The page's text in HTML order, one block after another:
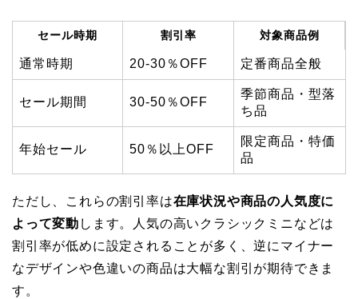
セール時期 割引率 対象商品例
通常時期 20-30％OFF 定番商品全般
セール期間 30-50％OFF
季節商品・型落
ち品
年始セール 50％以上OFF
限定商品・特価
品
ただし、これらの割引率は在庫状況や商品の人気度に
よって変動 します。人気の高いクラシックミニなどは
割引率が低めに設定されることが多く、逆にマイナー
なデザインや色違いの商品は大幅な割引が期待できま
す。